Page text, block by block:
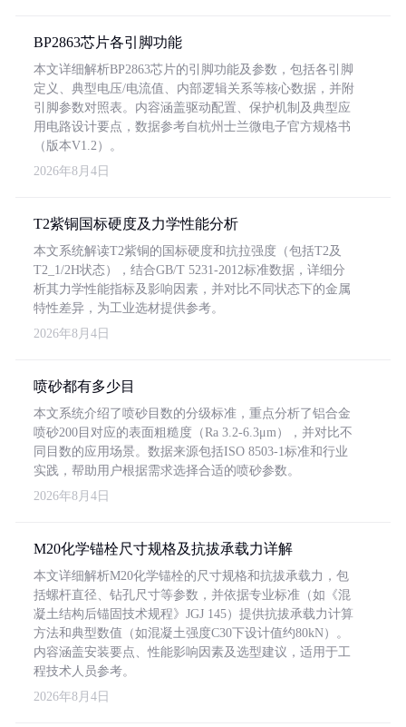
BP2863芯片各引脚功能
本文详细解析BP2863芯片的引脚功能及参数，包括各引脚
定义、典型电压/电流值、内部逻辑关系等核心数据，并附
引脚参数对照表。内容涵盖驱动配置、保护机制及典型应
用电路设计要点，数据参考自杭州士兰微电子官方规格书
（版本V1.2）。
2026年8月4日
T2紫铜国标硬度及力学性能分析
本文系统解读T2紫铜的国标硬度和抗拉强度（包括T2及
T2_1/2H状态），结合GB/T 5231-2012标准数据，详细分
析其力学性能指标及影响因素，并对比不同状态下的金属
特性差异，为工业选材提供参考。
2026年8月4日
喷砂都有多少目
本文系统介绍了喷砂目数的分级标准，重点分析了铝合金
喷砂200目对应的表面粗糙度（Ra 3.2-6.3μm），并对比不
同目数的应用场景。数据来源包括ISO 8503-1标准和行业
实践，帮助用户根据需求选择合适的喷砂参数。
2026年8月4日
M20化学锚栓尺寸规格及抗拔承载力详解
本文详细解析M20化学锚栓的尺寸规格和抗拔承载力，包
括螺杆直径、钻孔尺寸等参数，并依据专业标准（如《混
凝土结构后锚固技术规程》JGJ 145）提供抗拔承载力计算
方法和典型数值（如混凝土强度C30下设计值约80kN）。
内容涵盖安装要点、性能影响因素及选型建议，适用于工
程技术人员参考。
2026年8月4日